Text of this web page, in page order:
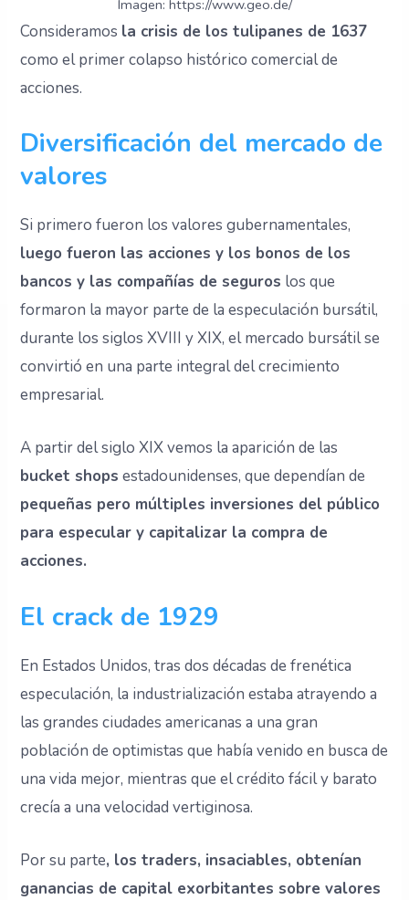
Imagen: https://www.geo.de/
Consideramos la crisis de los tulipanes de 1637
como el primer colapso histórico comercial de
acciones.
Diversificación del mercado de
valores
Si primero fueron los valores gubernamentales,
luego fueron las acciones y los bonos de los
bancos y las compañías de seguros los que
formaron la mayor parte de la especulación bursátil,
durante los siglos XVIII y XIX, el mercado bursátil se
convirtió en una parte integral del crecimiento
empresarial.
A partir del siglo XIX vemos la aparición de las
bucket shops estadounidenses, que dependían de
pequeñas pero múltiples inversiones del público
para especular y capitalizar la compra de
acciones.
El crack de 1929
En Estados Unidos, tras dos décadas de frenética
especulación, la industrialización estaba atrayendo a
las grandes ciudades americanas a una gran
población de optimistas que había venido en busca de
una vida mejor, mientras que el crédito fácil y barato
crecía a una velocidad vertiginosa.
Por su parte, los traders, insaciables, obtenían
ganancias de capital exorbitantes sobre valores